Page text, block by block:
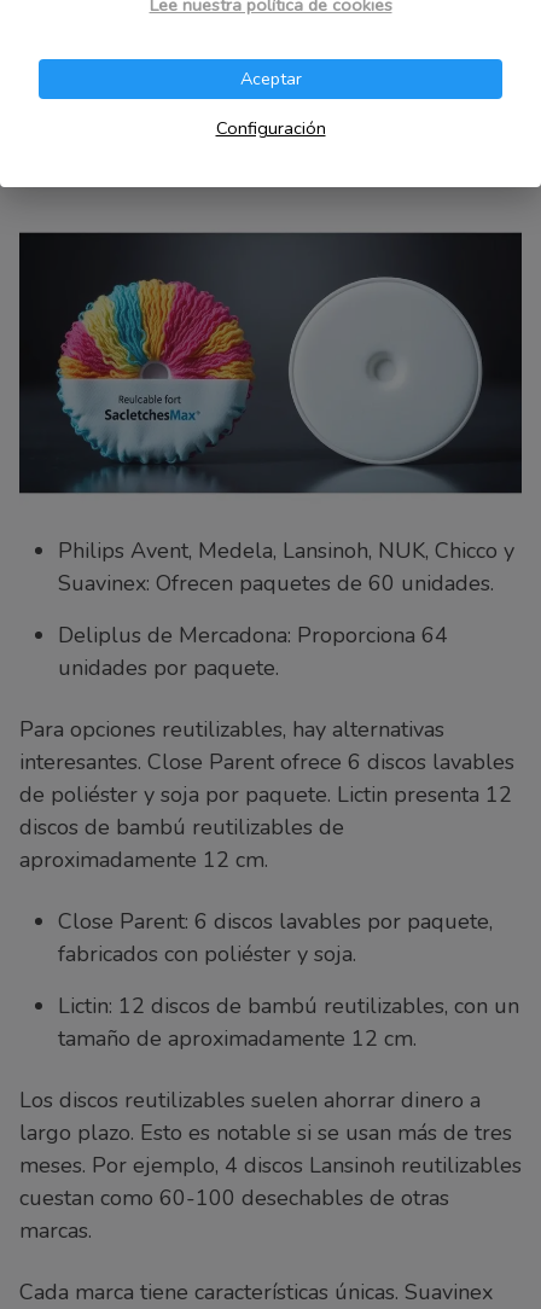
absorbentes reutilizables y desechables. Estas
opciones cubren distintas necesidades y
presupuestos. Promuevenproductos menstruales
Philips Avent, Medela, Lansinoh, NUK, Chicco y
Suavinex: Ofrecen paquetes de 60 unidades.
Deliplus de Mercadona: Proporciona 64
unidades por paquete.
Para opciones reutilizables, hay alternativas
interesantes. Close Parent ofrece 6 discos lavables
de poliéster y soja por paquete. Lictin presenta 12
discos de bambú reutilizables de
aproximadamente 12 cm.
Close Parent: 6 discos lavables por paquete,
fabricados con poliéster y soja.
Lictin: 12 discos de bambú reutilizables, con un
tamaño de aproximadamente 12 cm.
Los discos reutilizables suelen ahorrar dinero a
largo plazo. Esto es notable si se usan más de tres
meses. Por ejemplo, 4 discos Lansinoh reutilizables
cuestan como 60-100 desechables de otras
marcas.
Cada marca tiene características únicas. Suavinex
Aceptar
Configuración